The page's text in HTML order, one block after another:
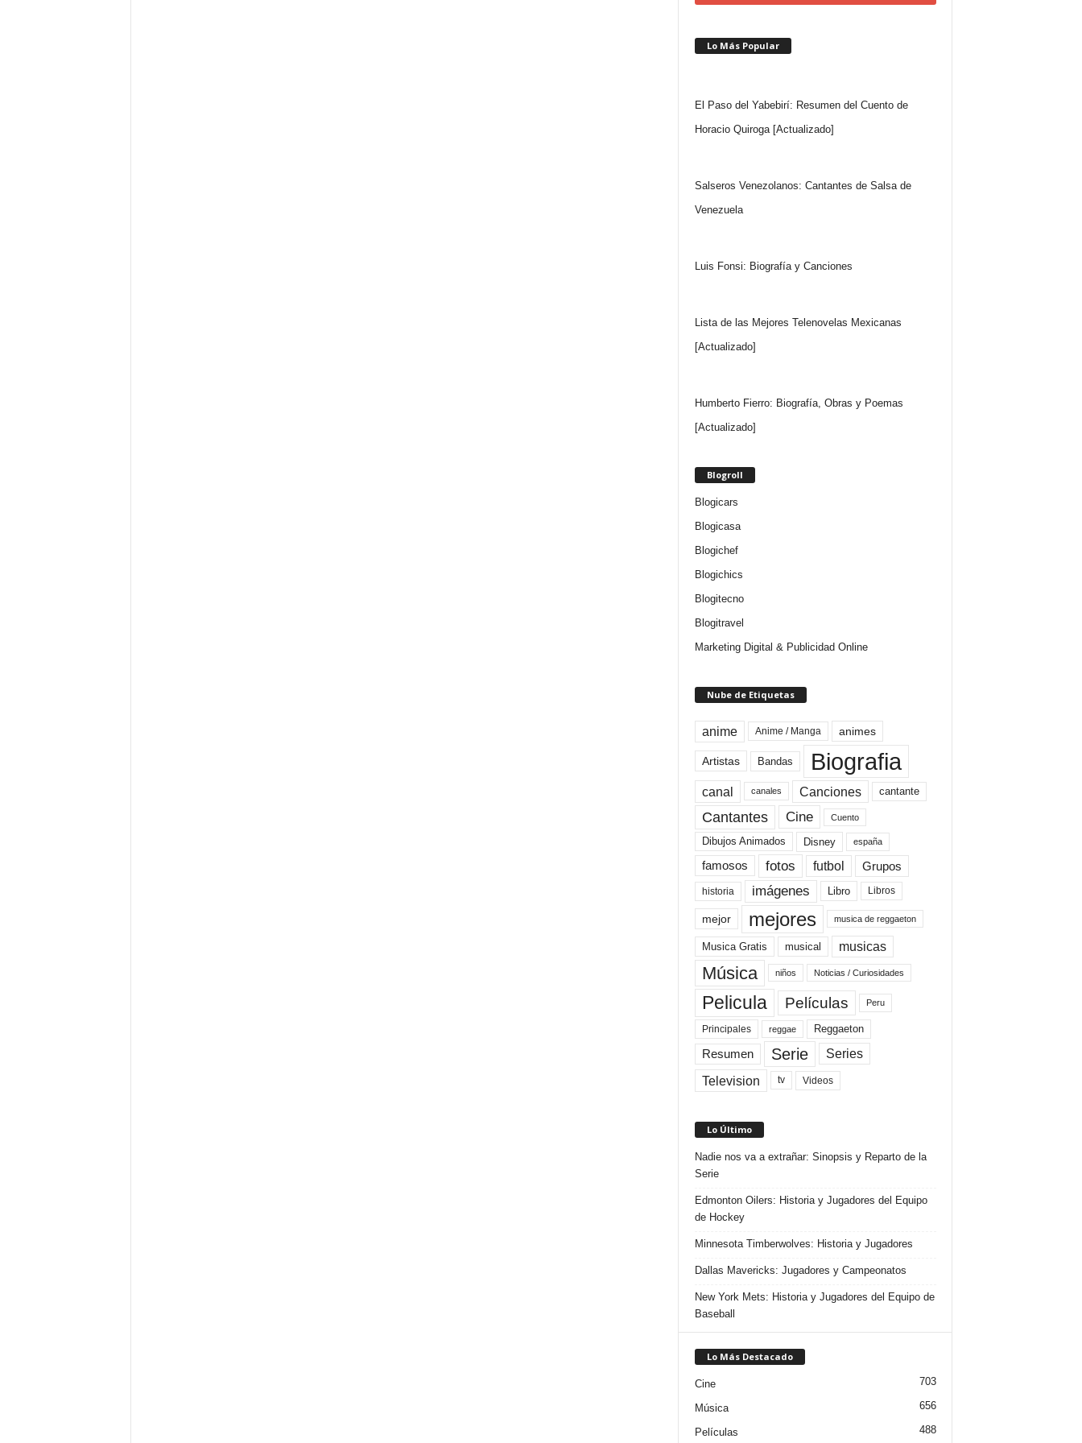
Lo Más Popular
El Paso del Yabebirí: Resumen del Cuento de
Horacio Quiroga [Actualizado]
Salseros Venezolanos: Cantantes de Salsa de
Venezuela
Luis Fonsi: Biografía y Canciones
Lista de las Mejores Telenovelas Mexicanas
[Actualizado]
Humberto Fierro: Biografía, Obras y Poemas
[Actualizado]
Blogroll
Blogicars
Blogicasa
Blogichef
Blogichics
Blogitecno
Blogitravel
Marketing Digital & Publicidad Online
Nube de Etiquetas
anime Anime / Manga animes
Artistas Bandas Biografia
canal canales Canciones cantante
Cantantes Cine Cuento
Dibujos Animados Disney españa
famosos fotos futbol Grupos
historia imágenes Libro Libros
mejor mejores musica de reggaeton
Musica Gratis musical musicas
Música niños Noticias / Curiosidades
Pelicula Películas Peru
Principales reggae Reggaeton
Resumen Serie Series
Television tv Videos
Lo Último
Nadie nos va a extrañar: Sinopsis y Reparto de la
Serie
Edmonton Oilers: Historia y Jugadores del Equipo
de Hockey
Minnesota Timberwolves: Historia y Jugadores
Dallas Mavericks: Jugadores y Campeonatos
New York Mets: Historia y Jugadores del Equipo de
Baseball
Lo Más Destacado
Cine 703
Música 656
Películas 488